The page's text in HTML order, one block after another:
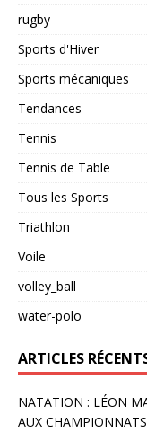
rugby
Sports d'Hiver
Sports mécaniques
Tendances
Tennis
Tennis de Table
Tous les Sports
Triathlon
Voile
volley_ball
water-polo
ARTICLES
NATATION : LÉON
AUX CHAMPIONNATS